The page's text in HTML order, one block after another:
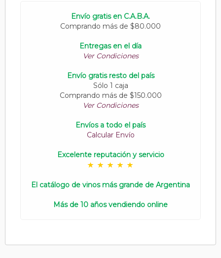
Envío gratis en C.A.B.A.
Comprando más de $80.000
Entregas en el día
Ver Condiciones
Envío gratis resto del país
Sólo 1 caja
Comprando más de $150.000
Ver Condiciones
Envíos a todo el país
Calcular Envío
Excelente reputación y servicio
El catálogo de vinos más grande de Argentina
Más de 10 años vendiendo online